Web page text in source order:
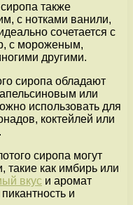
также
с нотками ванили,
сочетается с
с мороженым,
другими.
сиропа обладают
или
использовать для
коктейлей или
сиропа могут
такие как имбирь или
вкус и аромат
и